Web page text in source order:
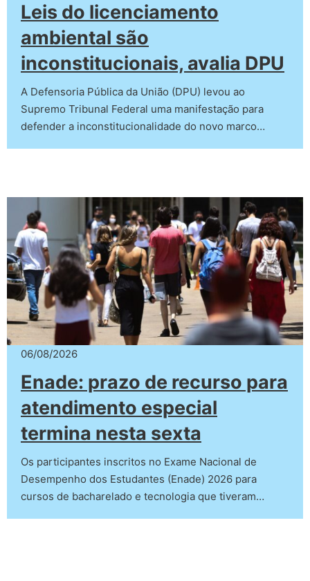
Leis do licenciamento
ambiental são
inconstitucionais, avalia DPU
A Defensoria Pública da União (DPU) levou ao
Supremo Tribunal Federal uma manifestação para
defender a inconstitucionalidade do novo marco…
06/08/2026
Enade: prazo de recurso para
atendimento especial
termina nesta sexta
Os participantes inscritos no Exame Nacional de
Desempenho dos Estudantes (Enade) 2026 para
cursos de bacharelado e tecnologia que tiveram…